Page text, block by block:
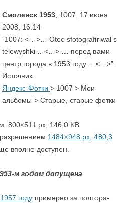
Смоленск 1953 , 1007, 17 июня
2008, 16:14
“1007: <…>… Otec sfotografiriwal s
telewyshki … <…> … перед вами
центр города в 1953 году …<…>”.
Источник:
Яндекс-Фотки > 1007 > Мои
альбомы > Старые, старые фотки
800×511 px, 146,0 KB
1484×948 px, 480,3
вполне доступен.
м годом допущена
году примерно за полтора-